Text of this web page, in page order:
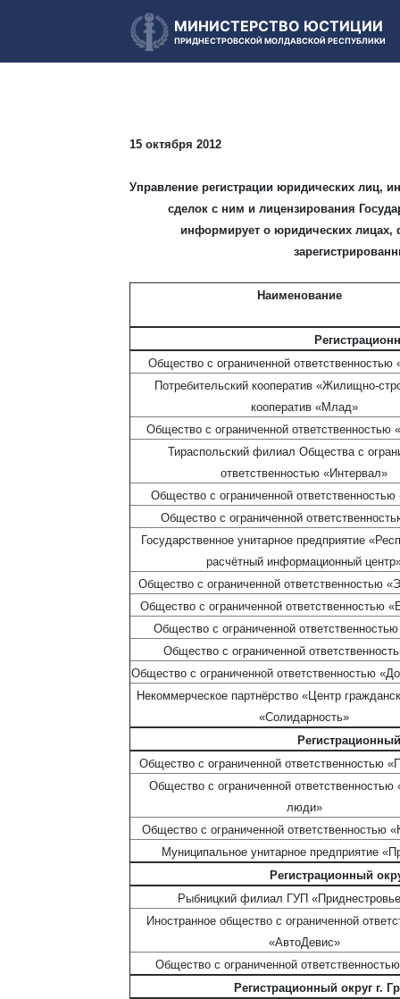
МИНИСТЕРСТВО ЮСТИЦИИ
ПРИДНЕСТРОВСКОЙ МОЛДАВСКОЙ РЕСПУБЛИКИ
15 октября 2012
Управление регистрации юридических лиц,
сделок с ним и лицензирования
информирует о юридических лицах,
Наименование
Общество с ограниченной ответственностью
Потребительский кооператив «Жилищно-
кооператив «Млад»
Общество с ограниченной ответственностью
Тираспольский филиал Общества с
ответственностью «Интервал»
Общество с ограниченной
Общество с ограниченной
Государственное унитарное предприятие
расчётный информационный
Общество с ограниченной ответственностью
Общество с ограниченной ответственностью
Общество с ограниченной
Общество с ограниченной
Общество с ограниченной ответственностью
Некоммерческое партнёрство «Центр
«Солидарность»
Общество с ограниченной ответственностью
Общество с ограниченной
люди»
Общество с ограниченной ответственностью
Муниципальное унитарное предприятие
Регистрационный
Рыбницкий филиал ГУП
Иностранное общество с ограниченной
«АвтоДевис»
Общество с ограниченной
Регистрационный округ г.